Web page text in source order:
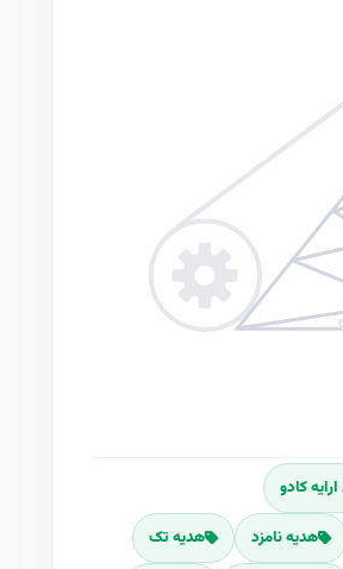
کادو
هدیه نامزد هدیه تک